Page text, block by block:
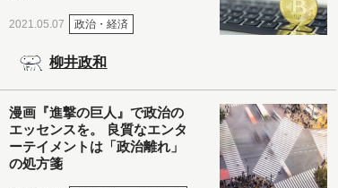
2021.05.07 政治・経済
柳井政和
漫画『進撃の巨人』で政治の
エッセンスを。 良質なエンタ
ーテイメントは「政治離れ」
の処方箋